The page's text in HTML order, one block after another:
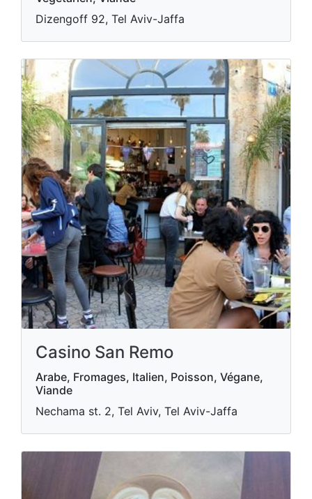
Dizengoff 92, Tel Aviv-Jaffa
Casino San Remo
Arabe, Fromages, Italien, Poisson, Végane,
Viande
Nechama st. 2, Tel Aviv, Tel Aviv-Jaffa